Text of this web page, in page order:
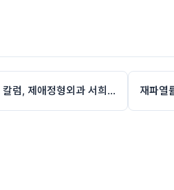
척추관협착증, 비수술 치료 먼저 고려해야 하는 이유 (헬스중앙 칼럼, 제애정형외과 서희수 원장)